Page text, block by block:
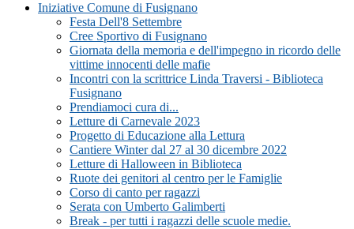
Iniziative Comune di Fusignano
Festa Dell'8 Settembre
Cree Sportivo di Fusignano
Giornata della memoria e dell'impegno in ricordo delle
vittime innocenti delle mafie
Incontri con la scrittrice Linda Traversi - Biblioteca
Fusignano
Prendiamoci cura di...
Letture di Carnevale 2023
Progetto di Educazione alla Lettura
Cantiere Winter dal 27 al 30 dicembre 2022
Letture di Halloween in Biblioteca
Ruote dei genitori al centro per le Famiglie
Corso di canto per ragazzi
Serata con Umberto Galimberti
Break - per tutti i ragazzi delle scuole medie.